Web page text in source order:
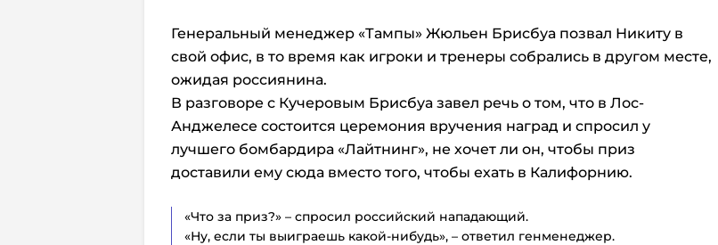
Генеральный менеджер «Тампы» Жюльен Брисбуа позвал Никиту в
свой офис, в то время как игроки и тренеры собрались в другом месте,
ожидая россиянина.
В разговоре с Кучеровым Брисбуа завел речь о том, что в Лос-
Анджелесе состоится церемония вручения наград и спросил у
лучшего бомбардира «Лайтнинг», не хочет ли он, чтобы приз
доставили ему сюда вместо того, чтобы ехать в Калифорнию.
«Что за приз?» – спросил российский нападающий.
«Ну, если ты выиграешь какой-нибудь», – ответил генменеджер.